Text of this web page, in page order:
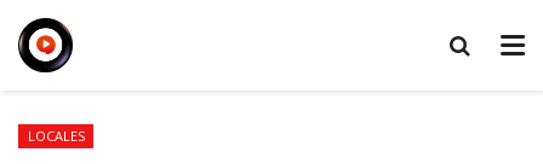
LOCALES